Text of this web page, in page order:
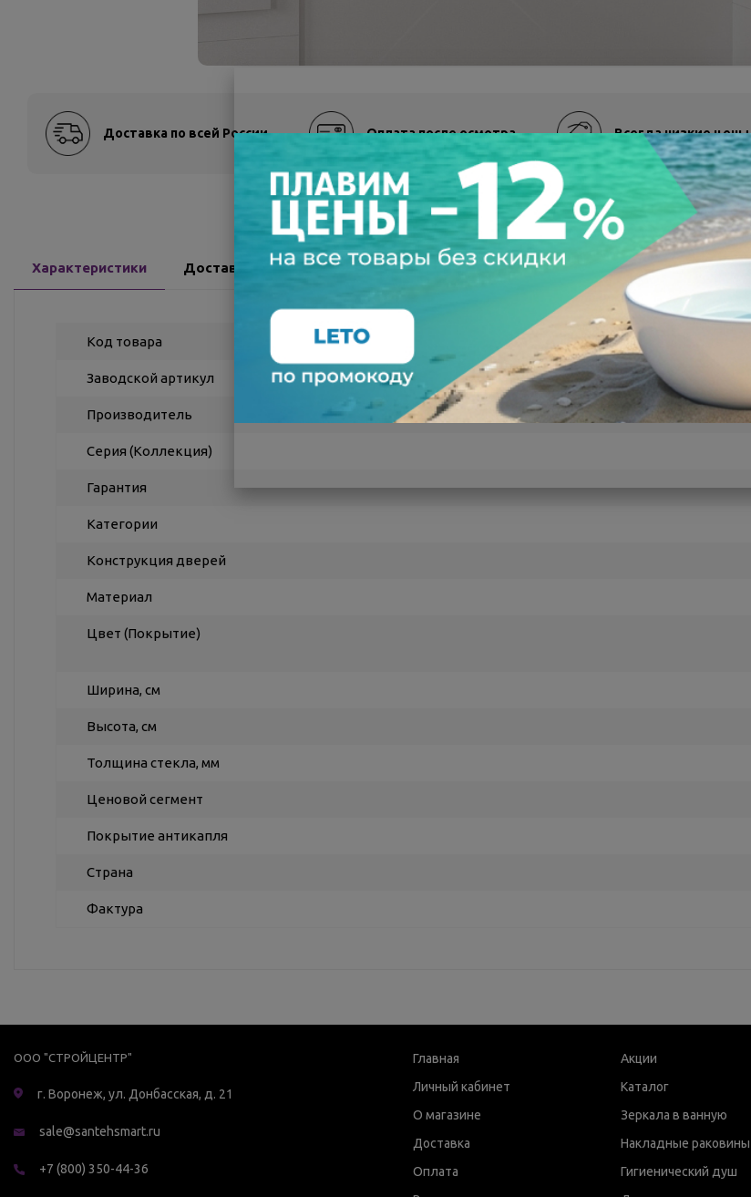
Доставка по всей России Оплата после осмотра Всегда низкие цены
Характеристики Доставка Отзывы
Код товара
Заводской артикул
Производитель
Серия (Коллекция)
Гарантия
Категории
Конструкция дверей
Материал
Цвет (Покрытие)
Ширина, см
Высота, см
Толщина стекла, мм
Ценовой сегмент
Покрытие антикапля
Страна
Фактура
ООО "СТРОЙЦЕНТР"
г. Воронеж, ул. Донбасская, д. 21
sale@santehsmart.ru
+7 (800) 350-44-36
Главная
Личный кабинет
О магазине
Доставка
Оплата
Акции
Каталог
Зеркала в ванную
Накладные раковины
Гигиенический душ